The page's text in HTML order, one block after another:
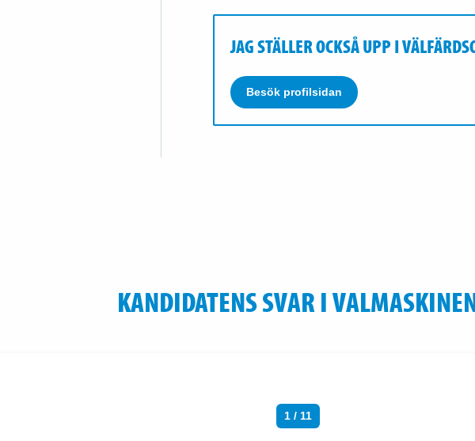
JAG STÄLLER OCKSÅ UPP I
Besök profilsidan
KANDIDATENS SVAR I
1 / 11